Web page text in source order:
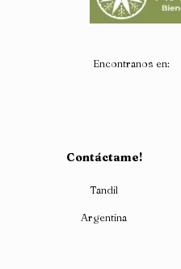
Encontranos en:
Contáctame!
Tandil
Argentina